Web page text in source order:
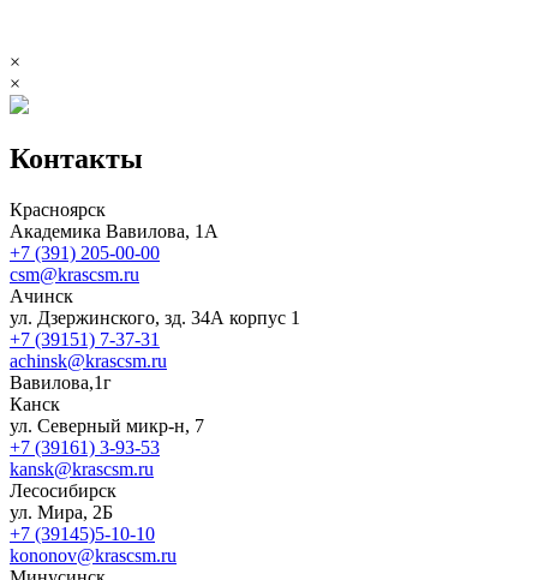
×
×
Контакты
Красноярск
Академика Вавилова, 1А
+7 (391) 205-00-00
csm@krascsm.ru
Ачинск
ул. Дзержинского, зд. 34А корпус 1
+7 (39151) 7-37-31
achinsk@krascsm.ru
Вавилова,1г
Канск
ул. Северный микр-н, 7
+7 (39161) 3-93-53
kansk@krascsm.ru
Лесосибирск
ул. Мира, 2Б
+7 (39145)5-10-10
kononov@krascsm.ru